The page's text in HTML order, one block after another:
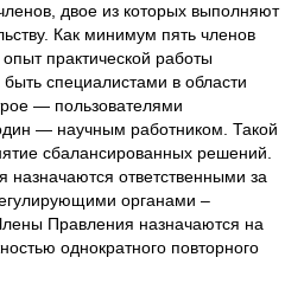
двое из которых выполняют
Как минимум пять членов
практической работы
специалистами в области
— пользователями
— научным работником. Такой
сбалансированных решений.
ответственными за
органами –
Правления назначаются на
однократного повторного